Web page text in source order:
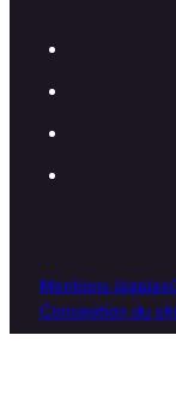
Mentions légales
Conception du